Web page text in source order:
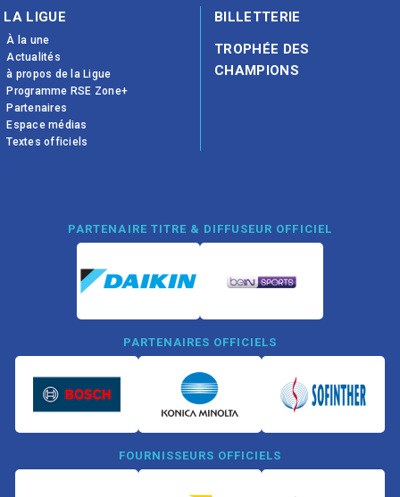
LA LIGUE
À la une
Actualités
à propos de la Ligue
Programme RSE Zone+
Partenaires
Espace médias
Textes officiels
BILLETTERIE
TROPHÉE DES
CHAMPIONS
PARTENAIRE TITRE & DIFFUSEUR OFFICIEL
PARTENAIRES OFFICIELS
FOURNISSEURS OFFICIELS